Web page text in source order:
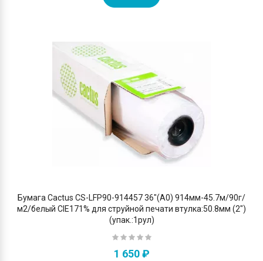
Бумага Cactus CS-LFP90-914457 36"(A0) 914мм-45.7м/90г/
м2/белый CIE171% для струйной печати втулка:50.8мм (2")
(упак.:1рул)
1 650 ₽